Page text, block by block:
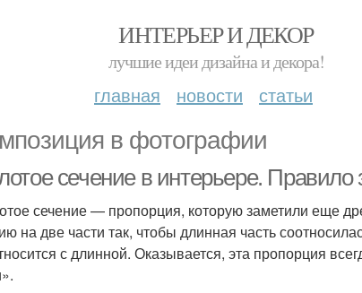
ИНТЕРЬЕР И ДЕКОР
лучшие идеи дизайна и декора!
главная новости статьи
в фотографии
сечение в интерьере. Правило
сечение — пропорция, которую заметили еще
на две части так, чтобы длинная часть
с длинной. Оказывается, эта пропорция